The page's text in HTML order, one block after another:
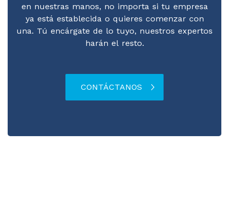
en nuestras manos, no importa si tu empresa
ya está establecida o quieres comenzar con
una. Tú encárgate de lo tuyo, nuestros expertos
harán el resto.
CONTÁCTANOS